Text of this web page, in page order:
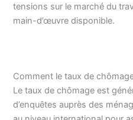
tensions sur le marché du
main-d’œuvre disponible.
Comment le taux de
Le taux de chômage est
d’enquêtes auprès des